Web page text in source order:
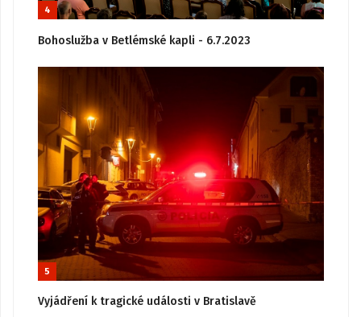
4
Bohoslužba v Betlémské kapli - 6.7.2023
5
Vyjádření k tragické události v Bratislavě